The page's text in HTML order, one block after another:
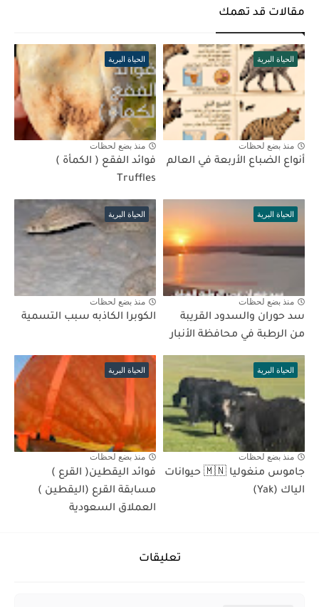
مقالات قد تهمك
الحياة البرية
منذ بضع لحظات
أنواع الضباع الأربعة في العالم
الحياة البرية
منذ بضع لحظات
فوائد الفقع ( الكمأة )
Truffles
الحياة البرية
منذ بضع لحظات
سد حوران والسدود القريبة
من الرطبة في محافظة الأنبار
الحياة البرية
منذ بضع لحظات
الكوبرا الكاذبه سبب التسمية
الحياة البرية
منذ بضع لحظات
جاموس منغوليا 🇲🇳 حيوانات
الياك (Yak)
الحياة البرية
منذ بضع لحظات
فوائد اليقطين( القرع )
مسابقة القرع (اليقطين )
العملاق السعودية
تعليقات